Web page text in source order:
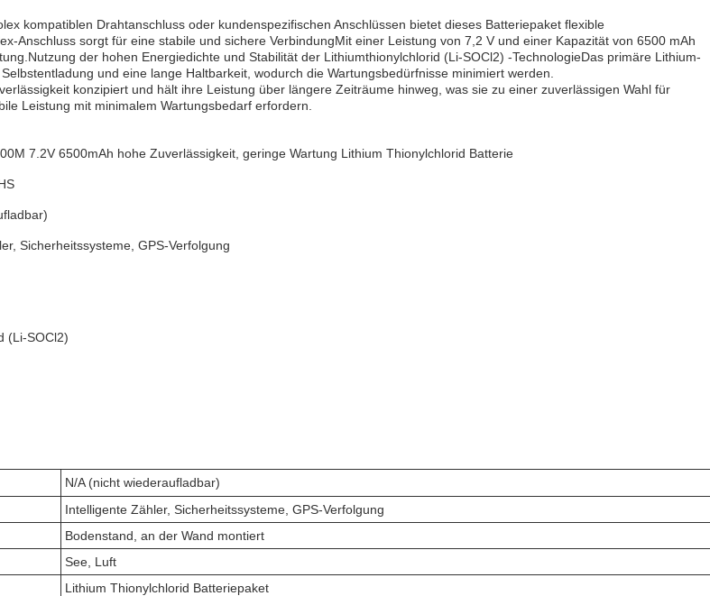
kompatiblen Drahtanschluss oder kundenspezifischen Anschlüssen bietet dieses Batteriepaket flexible
Anschluss sorgt für eine stabile und sichere VerbindungMit einer Leistung von 7,2 V und einer Kapazität von 6500 mAh
der hohen Energiedichte und Stabilität der Lithiumthionylchlorid (Li-SOCl2) -TechnologieDas primäre Lithium-
und eine lange Haltbarkeit, wodurch die Wartungsbedürfnisse minimiert werden.
konzipiert und hält ihre Leistung über längere Zeiträume hinweg, was sie zu einer zuverlässigen Wahl für
Leistung mit minimalem Wartungsbedarf erfordern.
7.2V 6500mAh hohe Zuverlässigkeit, geringe Wartung Lithium Thionylchlorid Batterie
Sicherheitssysteme, GPS-Verfolgung
(Li-SOCl2)
N/A (nicht wiederaufladbar)
Intelligente Zähler, Sicherheitssysteme, GPS-Verfolgung
Bodenstand, an der Wand montiert
See, Luft
Lithium Thionylchlorid Batteriepaket